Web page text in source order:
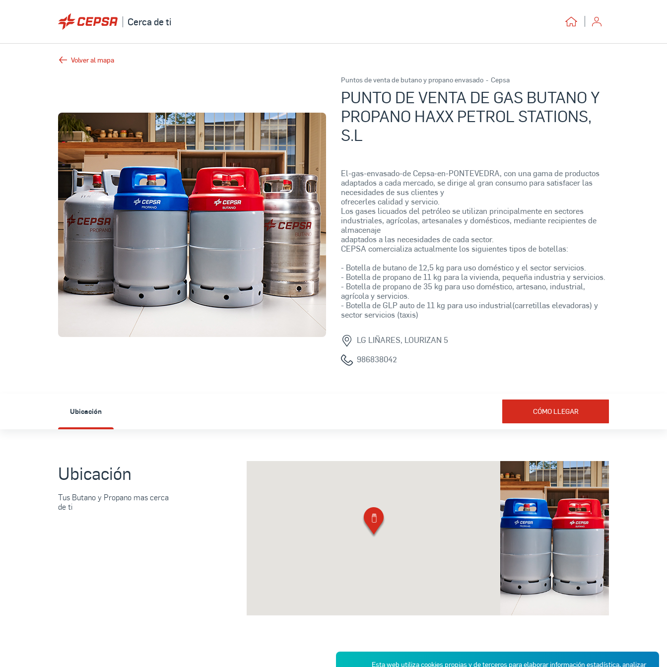
Esta web utiliza cookies propias y de terceros para elaborar información estadística, analizar
Cerca de ti
Volver al mapa
Puntos de venta de butano y propano envasado - Cepsa
PUNTO DE VENTA DE GAS BUTANO Y
PROPANO HAXX PETROL STATIONS,
S.L
El-gas-envasado-de Cepsa-en-PONTEVEDRA, con una gama de productos
adaptados a cada mercado, se dirige al gran consumo para satisfacer las
necesidades de sus clientes y
ofrecerles calidad y servicio.
Los gases licuados del petróleo se utilizan principalmente en sectores
industriales, agrícolas, artesanales y domésticos, mediante recipientes de
almacenaje
adaptados a las necesidades de cada sector.
CEPSA comercializa actualmente los siguientes tipos de botellas:
- Botella de butano de 12,5 kg para uso doméstico y el sector servicios.
- Botella de propano de 11 kg para la vivienda, pequeña industria y servicios.
- Botella de propano de 35 kg para uso doméstico, artesano, industrial,
agrícola y servicios.
- Botella de GLP auto de 11 kg para uso industrial(carretillas elevadoras) y
sector servicios (taxis)
LG LIÑARES, LOURIZAN 5
986838042
Ubicación CÓMO LLEGAR
Ubicación
Tus Butano y Propano mas cerca
de ti